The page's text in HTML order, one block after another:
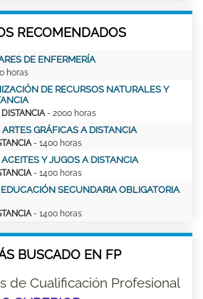
RECOMENDADOS
DE ENFERMERÍA
horas
DE RECURSOS NATURALES Y
- 2000 horas
GRÁFICAS A DISTANCIA
- 1400 horas
Y JUGOS A DISTANCIA
- 1400 horas
SECUNDARIA OBLIGATORIA
- 1400 horas
BUSCADO EN FP
de Cualificación Profesional